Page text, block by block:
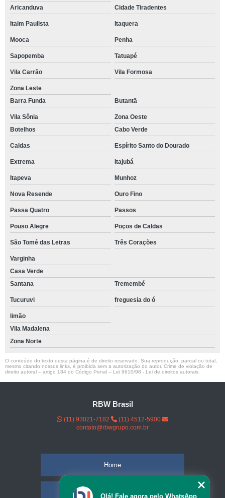
Aricanduva
Cidade Tiradentes
Itaim Paulista Itaquera
Mooca Penha
Sapopemba Tatuapé
Vila Carrão Vila Formosa
Zona Leste
Barra Funda
Butantã
Vila Sônia
Zona Oeste
Botelhos
Cabo Verde
Caldas Espírito Santo do Dourado
Extrema Itajubá
Itapeva Munhoz
Nova Resende Ouro Fino
Passa Quatro Passos
Pouso Alegre Poços de Caldas
São Tomé das Letras Três Corações
Varginha
Casa Verde
Santana
Tremembé
Tucuruvi freguesia do ó
limão
Vila Madalena
Zona Norte
O conteúdo do texto desta página é de direito reservado. Sua reprodução, parcial ou total,
mesmo citando nossos links, é proibida sem a autorização do autor. Crime de violação de
direito autoral – artigo 184 do Código Penal – Lei 9610/98 - Lei de direitos autorais
RBW Brasil
(11) 93021-7182
(11) 4512-5900
contato@rbwgrupo.com.br
Home
Empresa
Olá! Fale agora pelo WhatsApp